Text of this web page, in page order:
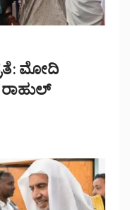
ಮೋದಿ
ರಾಹುಲ್